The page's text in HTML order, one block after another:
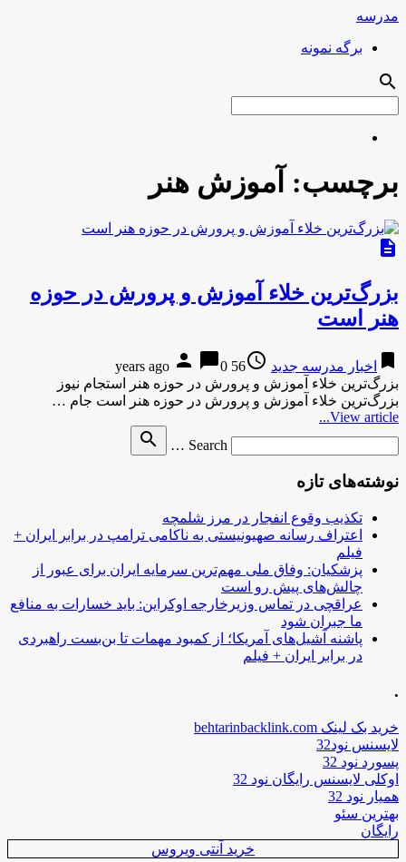
مدرسه
برگه نمونه
search
برچسب: آموزش هنر
description
بزرگ‌ترین خلاء آموزش و پرورش در حوزه
هنر است
bookmark اخبار مدرسه جدید access_time
56 years ago
person chat_bubble0
بزرگ‌ترین خلاء آموزش و پرورش در حوزه هنر استجام نیوز
بزرگ‌ترین خلاء آموزش و پرورش در حوزه هنر است جام …
View article...
Search …
search
نوشته‌های تازه
تکذیب وقوع انفجار در مرز شلمچه
اعتراف رسانه صهیونیستی به ناکامی ترامپ در برابر ایران +
فیلم
پزشکیان: وفاق ملی مهم‌ترین سرمایه ایران برای عبور از
چالش‌های پیش رو است
عراقچی در تماس وزیرخارجه اوکراین: باید خسارات به منافع
ما جبران شود
پاشنه آشیل‌های آمریکا؛ از کمبود مهمات تا بن‌بست راهبردی
در برابر ایران + فیلم
.
خرید بک لینک behtarinbacklink.com
لایسنس نود32
پسورد نود 32
اوکلی لایسنس رایگان نود 32
همیار نود 32
بهترین سئو
رایگان
خرید آنتی ویروس